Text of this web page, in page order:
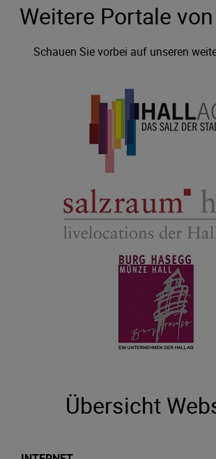
Weitere Portale
Schauen Sie vorbei auf unseren
Übersicht